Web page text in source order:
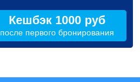
Кешбэк 1000 руб
после первого бронирования